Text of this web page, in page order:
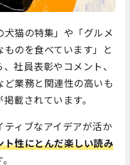
猫の特集」や「グルメ
のを食べています」と
社員表彰やコメント、
業務と関連性の高いも
載されています。
ィブなアイデアが活か
性にとんだ楽しい読み